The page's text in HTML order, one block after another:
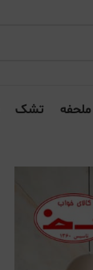
ملحفه تشک